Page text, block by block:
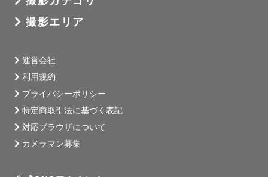
撮影エリア
運営会社
利用規約
プライバシーポリシー
特定商取引法に基づく表記
対応ブラウザについて
カメラマン募集